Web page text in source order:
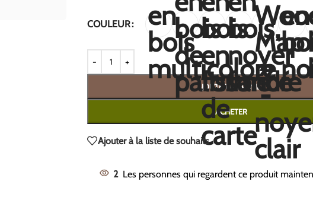
COULEUR
AJOUTER AU PANIER
ACHETER
Ajouter à la liste de souhaits
2 Les personnes qui regardent ce produit